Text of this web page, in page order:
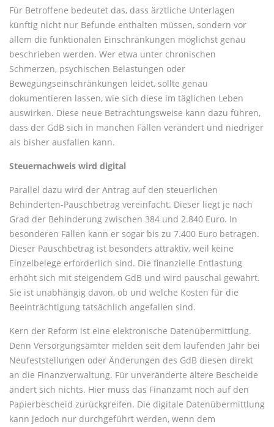
Für Betroffene bedeutet das, dass ärztliche Unterlagen
künftig nicht nur Befunde enthalten müssen, sondern vor
allem die funktionalen Einschränkungen möglichst genau
beschrieben werden. Wer etwa unter chronischen
Schmerzen, psychischen Belastungen oder
Bewegungseinschränkungen leidet, sollte genau
dokumentieren lassen, wie sich diese im täglichen Leben
auswirken. Diese neue Betrachtungsweise kann dazu führen,
dass der GdB sich in manchen Fällen verändert und niedriger
als bisher ausfallen kann.
Steuernachweis wird digital
Parallel dazu wird der Antrag auf den steuerlichen
Behinderten-Pauschbetrag vereinfacht. Dieser liegt je nach
Grad der Behinderung zwischen 384 und 2.840 Euro. In
besonderen Fällen kann er sogar bis zu 7.400 Euro betragen.
Dieser Pauschbetrag ist besonders attraktiv, weil keine
Einzelbelege erforderlich sind. Die finanzielle Entlastung
erhöht sich mit steigendem GdB und wird pauschal gewährt.
Sie ist unabhängig davon, ob und welche Kosten für die
Beeinträchtigung tatsächlich angefallen sind.
Kern der Reform ist eine elektronische Datenübermittlung.
Denn Versorgungsämter melden seit dem laufenden Jahr bei
Neufeststellungen oder Änderungen des GdB diesen direkt
an die Finanzverwaltung. Für unveränderte ältere Bescheide
ändert sich nichts. Hier muss das Finanzamt noch auf den
Papierbescheid zurückgreifen. Die digitale Datenübermittlung
kann jedoch nur durchgeführt werden, wenn dem